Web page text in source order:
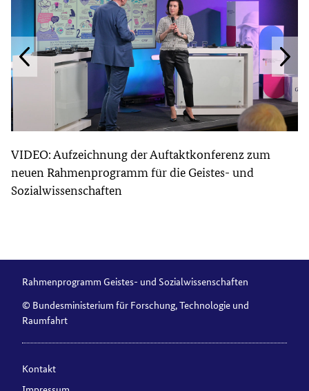
VIDEO: Aufzeichnung der Auftaktkonferenz zum
neuen Rahmenprogramm für die Geistes- und
Sozialwissenschaften
Rahmenprogramm Geistes- und Sozialwissenschaften
© Bundesministerium für Forschung, Technologie und
Raumfahrt
Kontakt